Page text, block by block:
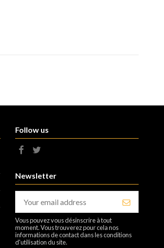
Follow us
Newsletter
Vous pouvez vous désinscrire à tout
moment. Vous trouverez pour cela nos
informations de contact dans les conditions
d'utilisation du site.